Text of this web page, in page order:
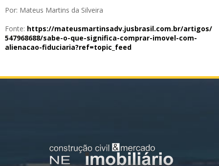
Por: Mateus Martins da Silveira
Fonte: https://mateusmartinsadv.jusbrasil.com.br/artigos/
547968688/sabe-o-que-significa-comprar-imovel-com-
alienacao-fiduciaria?ref=topic_feed